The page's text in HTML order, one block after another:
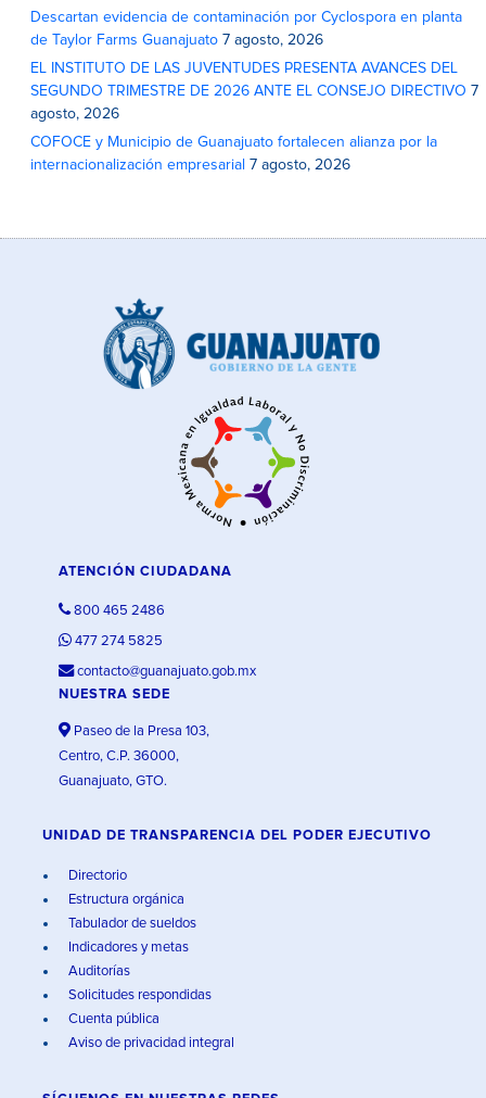
Descartan evidencia de contaminación por Cyclospora en planta
de Taylor Farms Guanajuato 7 agosto, 2026
EL INSTITUTO DE LAS JUVENTUDES PRESENTA AVANCES DEL
SEGUNDO TRIMESTRE DE 2026 ANTE EL CONSEJO DIRECTIVO 7
agosto, 2026
COFOCE y Municipio de Guanajuato fortalecen alianza por la
internacionalización empresarial 7 agosto, 2026
ATENCIÓN CIUDADANA
800 465 2486
477 274 5825
contacto@guanajuato.gob.mx
NUESTRA SEDE
Paseo de la Presa 103,
Centro, C.P. 36000,
Guanajuato, GTO.
UNIDAD DE TRANSPARENCIA DEL PODER EJECUTIVO
Directorio
Estructura orgánica
Tabulador de sueldos
Indicadores y metas
Auditorías
Solicitudes respondidas
Cuenta pública
Aviso de privacidad integral